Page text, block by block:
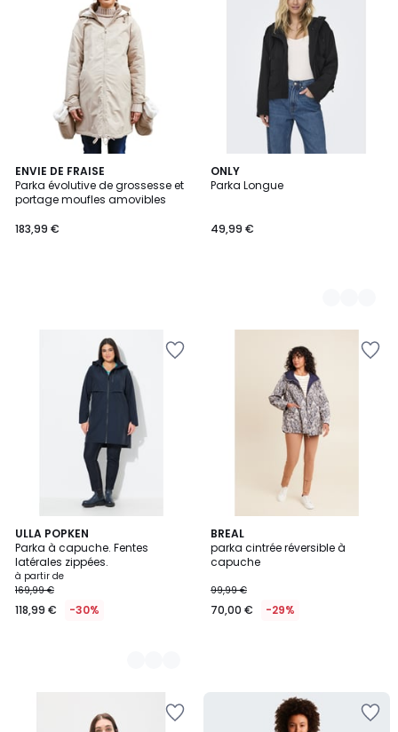
ENVIE DE FRAISE
Parka évolutive de grossesse et
portage moufles amovibles
183,99 €
ONLY
Parka Longue
49,99 €
4
Couleurs
ULLA POPKEN
Parka à capuche. Fentes
latérales zippées.
à partir de
169,99 €
118,99 € -30%
2
Couleurs
BREAL
parka cintrée réversible à
capuche
99,99 €
70,00 € -29%